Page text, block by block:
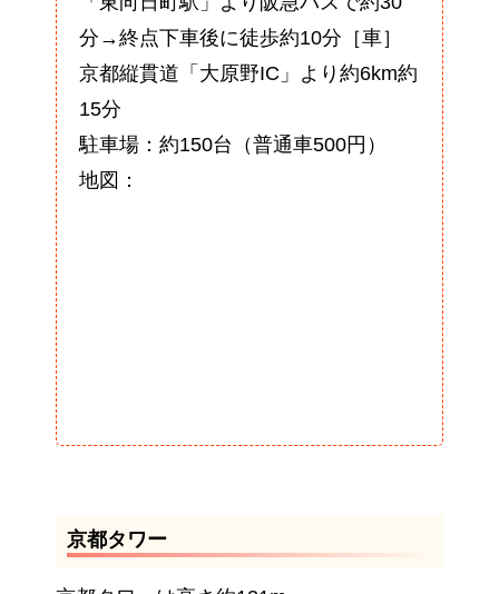
分→終点下車後に徒歩約10分［車］
京都縦貫道「大原野IC」より約6km約
15分
駐車場：約150台（普通車500円）
地図：
京都タワー